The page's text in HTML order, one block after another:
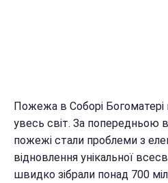
Пожежа в Соборі Богоматері
увесь світ. За попередньою
пожежі стали проблеми з
відновлення унікальної
швидко зібрали понад 700